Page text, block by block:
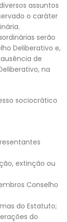
assuntos
o caráter
serão
Deliberativo e,
de
na
sociocrático
extinção ou
Conselho
do Estatuto;
do